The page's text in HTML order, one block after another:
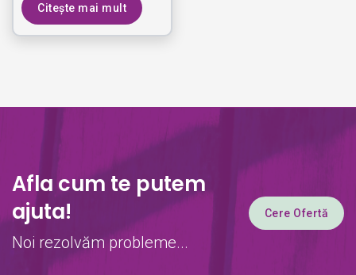
Citește mai mult
Afla cum te putem
ajuta!
Noi rezolvăm probleme...
Cere Ofertă